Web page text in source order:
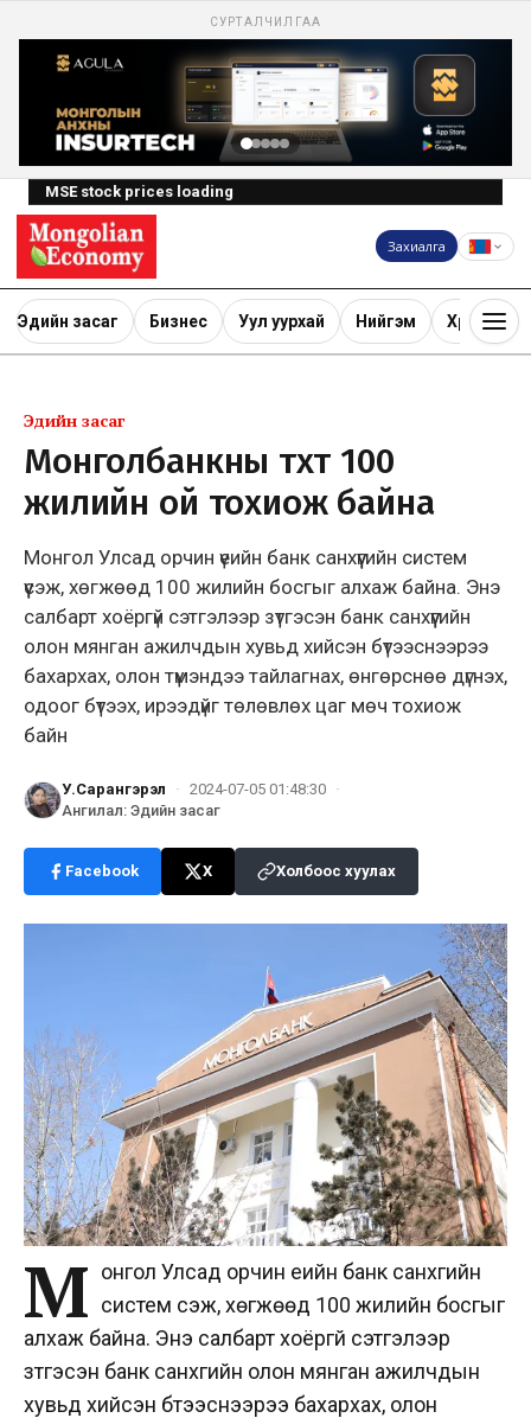
СУРТАЛЧИЛГАА
MSE stock prices loading
Захиалга
Эдийн засаг Бизнес Уул уурхай Нийгэм Хөрөнгө
Эдийн засаг
Монголбанкны түүхт 100
жилийн ой тохиож байна
Монгол Улсад орчин үеийн банк санхүүгийн систем
үүсэж, хөгжөөд 100 жилийн босгыг алхаж байна. Энэ
салбарт хоёргүй сэтгэлээр зүтгэсэн банк санхүүгийн
олон мянган ажилчдын хувьд хийсэн бүтээснээрээ
бахархах, олон түмэндээ тайлагнах, өнгөрснөө дүгнэх,
одоог бүтээх, ирээдүйг төлөвлөх цаг мөч тохиож
байн
У.Сарангэрэл · 2024-07-05 01:48:30 ·
Ангилал: Эдийн засаг
Facebook X Холбоос хуулах
М онгол Улсад орчин үеийн банк санхүүгийн
систем үүсэж, хөгжөөд 100 жилийн босгыг
алхаж байна. Энэ салбарт хоёргүй сэтгэлээр
зүтгэсэн банк санхүүгийн олон мянган ажилчдын
хувьд хийсэн бүтээснээрээ бахархах, олон